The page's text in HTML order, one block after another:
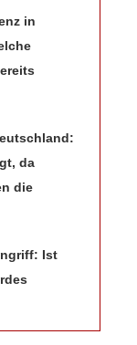
in
da
die
Ist